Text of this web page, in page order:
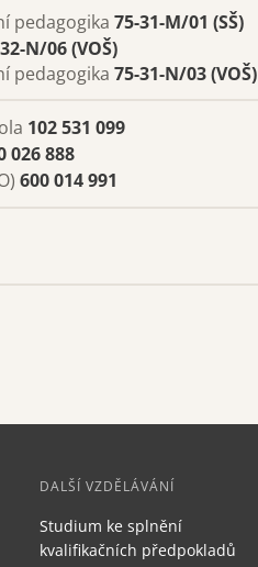
pedagogika 75-31-M/01 (SŠ)
N/06 (VOŠ)
pedagogika 75-31-N/03 (VOŠ)
102 531 099
026 888
600 014 991
DALŠÍ VZDĚLÁVÁNÍ
Studium ke splnění
kvalifikačních předpokladů